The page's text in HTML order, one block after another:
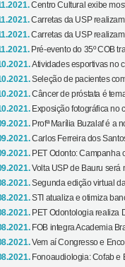
Centro Cultural exibe
Carretas da USP
Carretas da USP
Pré-evento do 35º COB
Atividades esportivas no
Seleção de pacientes
Câncer de próstata é
Exposição fotográfica no
Profª Marília Buzalaf é a
Carlos Ferreira dos
PET Odonto: Campanha
Volta USP de Bauru será
Segunda edição virtual
STI atualiza e otimiza
PET Odontologia realiza
FOB integra Academia
Vem aí Congresso e
Fonoaudiologia: Cofab e